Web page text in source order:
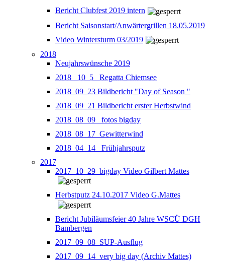
Bericht Clubfest 2019 intern
Bericht Saisonstart/Anwärtergrillen 18.05.2019
Video Wintersturm 03/2019
2018
Neujahrswünsche 2019
2018_ 10_5_ Regatta Chiemsee
2018_09_23 Bildbericht "Day of Season "
2018_09_21 Bildbericht erster Herbstwind
2018_08_09_ fotos bigday
2018_08_17_Gewitterwind
2018_04_14_ Frühjahrsputz
2017
2017_10_29_bigday Video Gilbert Mattes
Herbstputz 24.10.2017 Video G.Mattes
Bericht Jubiläumsfeier 40 Jahre WSCÜ DGH
Bambergen
2017_09_08_SUP-Ausflug
2017_09_14_very big day (Archiv Mattes)